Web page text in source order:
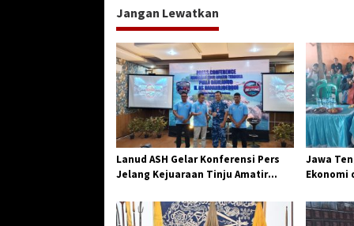
i
g
a
s
i
p
o
s
Jangan Lewatkan
Lanud ASH Gelar Konferensi Pers
Jelang Kejuaraan Tinju Amatir
Jawa
Ekonomi
Losari